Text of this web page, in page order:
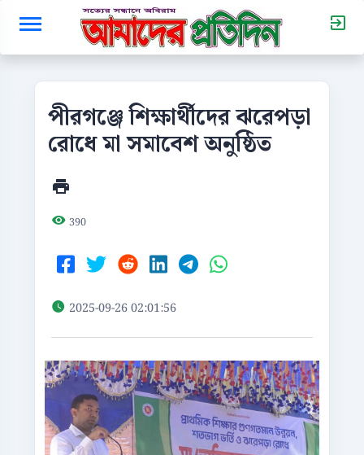
পীরগঞ্জে শিক্ষার্থীদের ঝরেপড়া
রোধে মা সমাবেশ অনুষ্ঠিত
390
2025-09-26 02:01:56